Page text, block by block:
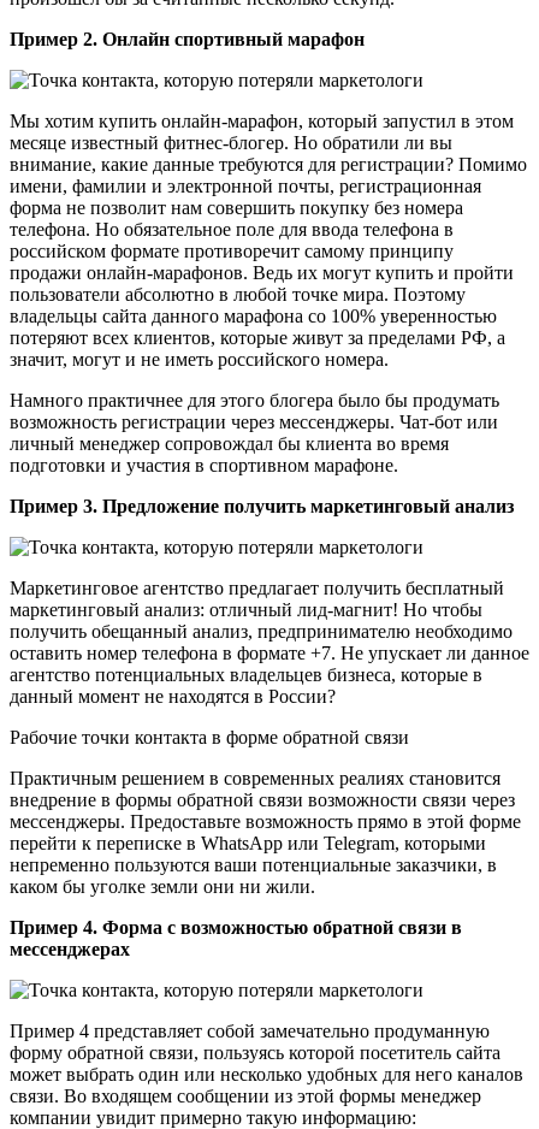
Пример 2. Онлайн спортивный марафон
Мы хотим купить онлайн-марафон, который запустил в этом
месяце известный фитнес-блогер. Но обратили ли вы
внимание, какие данные требуются для регистрации? Помимо
имени, фамилии и электронной почты, регистрационная
форма не позволит нам совершить покупку без номера
телефона. Но обязательное поле для ввода телефона в
российском формате противоречит самому принципу
продажи онлайн-марафонов. Ведь их могут купить и пройти
пользователи абсолютно в любой точке мира. Поэтому
владельцы сайта данного марафона со 100% уверенностью
потеряют всех клиентов, которые живут за пределами РФ, а
значит, могут и не иметь российского номера.
Намного практичнее для этого блогера было бы продумать
возможность регистрации через мессенджеры. Чат-бот или
личный менеджер сопровождал бы клиента во время
подготовки и участия в спортивном марафоне.
Пример 3. Предложение получить маркетинговый анализ
Маркетинговое агентство предлагает получить бесплатный
маркетинговый анализ: отличный лид-магнит! Но чтобы
получить обещанный анализ, предпринимателю необходимо
оставить номер телефона в формате +7. Не упускает ли данное
агентство потенциальных владельцев бизнеса, которые в
данный момент не находятся в России?
Рабочие точки контакта в форме обратной связи
Практичным решением в современных реалиях становится
внедрение в формы обратной связи возможности связи через
мессенджеры. Предоставьте возможность прямо в этой форме
перейти к переписке в WhatsApp или Telegram, которыми
непременно пользуются ваши потенциальные заказчики, в
каком бы уголке земли они ни жили.
Пример 4. Форма с возможностью обратной связи в
мессенджерах
Пример 4 представляет собой замечательно продуманную
форму обратной связи, пользуясь которой посетитель сайта
может выбрать один или несколько удобных для него каналов
связи. Во входящем сообщении из этой формы менеджер
компании увидит примерно такую информацию: